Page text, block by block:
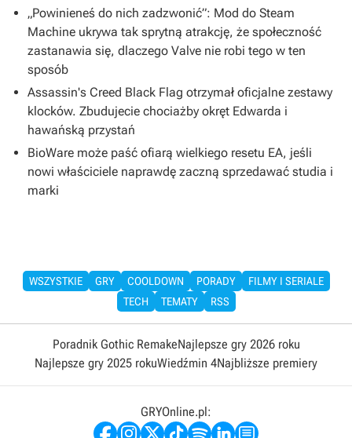
„Powinieneś do nich zadzwonić”: Mod do Steam
Machine ukrywa tak sprytną atrakcję, że społeczność
zastanawia się, dlaczego Valve nie robi tego w ten
sposób
Assassin's Creed Black Flag otrzymał oficjalne zestawy
klocków. Zbudujecie chociażby okręt Edwarda i
hawańską przystań
BioWare może paść ofiarą wielkiego resetu EA, jeśli
nowi właściciele naprawdę zaczną sprzedawać studia i
marki
WSZYSTKIE GRY COOLDOWN PORADY
FILMY I SERIALE
TECH
TEMATY RSS
Poradnik Gothic RemakeNajlepsze gry 2026 roku
Najlepsze gry 2025 rokuWiedźmin 4Najbliższe premiery
GRYOnline.pl: